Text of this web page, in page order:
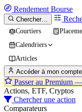
Rendement Bourse
Chercher…
Courtiers
Calendriers
Articles
Accéder à mon compte
Passer au Premium —
Actions, ETF, Cryptos
Chercher une action
Comparateurs